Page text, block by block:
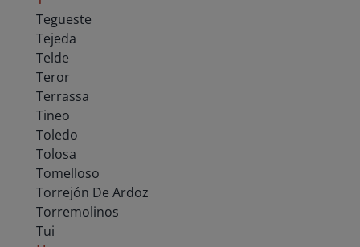
Tegueste
Tejeda
Telde
Teror
Terrassa
Tineo
Toledo
Tolosa
Tomelloso
Torrejón De Ardoz
Torremolinos
Tui